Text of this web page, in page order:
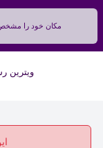
ویترین